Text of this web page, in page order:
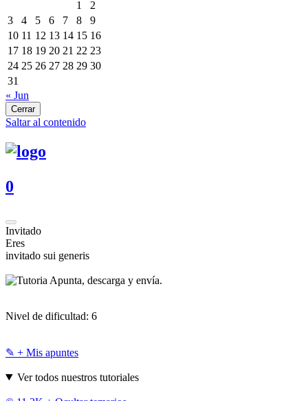
1
2
3
4 5 6 7 8
9
10 11 12 13 14 15 16
17 18 19 20 21 22 23
24 25 26 27 28 29 30
31
« Jun
Cerrar
Saltar al contenido
0
Invitado
Eres
invitado sui generis
Apunta, descarga y envía.
Nivel de dificultad: 6
✎ + Mis apuntes
Ver todos nuestros tutoriales